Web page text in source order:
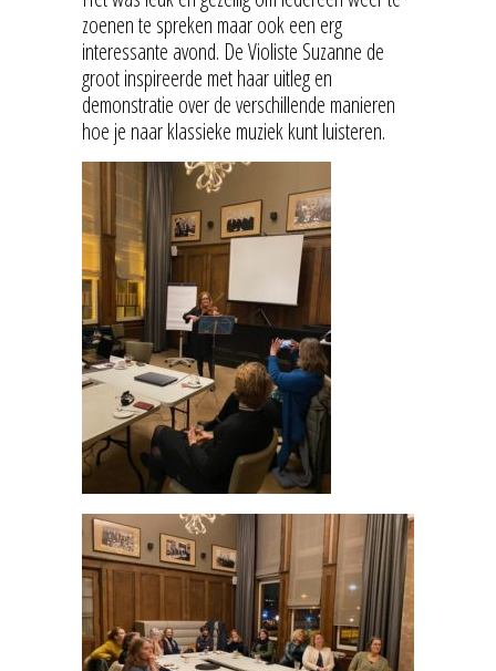
zoenen te spreken maar ook een erg
interessante avond. De Violiste Suzanne de
groot inspireerde met haar uitleg en
demonstratie over de verschillende manieren
hoe je naar klassieke muziek kunt luisteren.